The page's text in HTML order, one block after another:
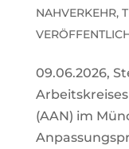
NAHVERKEHR,
09.06.2026,
(AAN) im